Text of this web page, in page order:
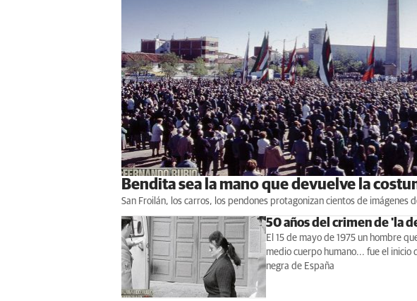
Bendita sea la mano que devuelve la
San Froilán, los carros, los pendones protagonizan cientos de imágenes
50 años del crimen de 'la
El 15 de mayo de 1975 un hombre
medio cuerpo humano... fue el inicio
negra de España